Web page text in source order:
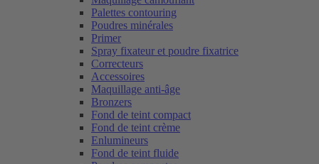
Palettes contouring
Poudres minérales
Primer
Spray fixateur et poudre fixatrice
Correcteurs
Accessoires
Maquillage anti-âge
Bronzers
Fond de teint compact
Fond de teint crème
Enlumineurs
Fond de teint fluide